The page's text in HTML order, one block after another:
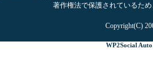
著作権法で保護されているた
Copyright(C)
WP2Social